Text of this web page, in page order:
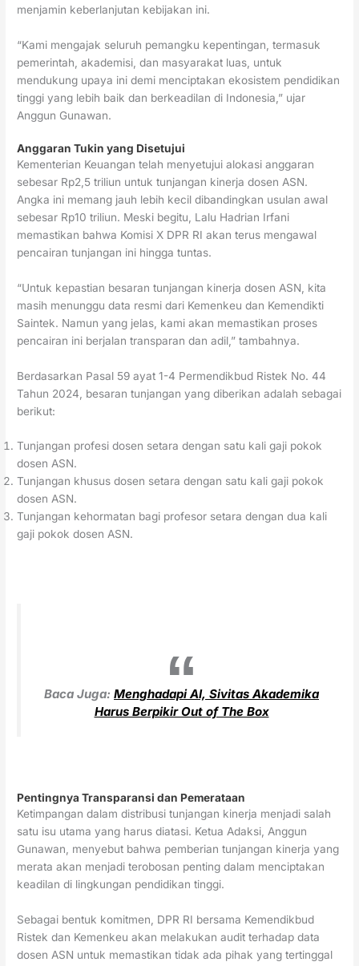
menjamin keberlanjutan kebijakan ini.
“Kami mengajak seluruh pemangku kepentingan, termasuk
pemerintah, akademisi, dan masyarakat luas, untuk
mendukung upaya ini demi menciptakan ekosistem pendidikan
tinggi yang lebih baik dan berkeadilan di Indonesia,” ujar
Anggun Gunawan.
Anggaran Tukin yang Disetujui
Kementerian Keuangan telah menyetujui alokasi anggaran
sebesar Rp2,5 triliun untuk tunjangan kinerja dosen ASN.
Angka ini memang jauh lebih kecil dibandingkan usulan awal
sebesar Rp10 triliun. Meski begitu, Lalu Hadrian Irfani
memastikan bahwa Komisi X DPR RI akan terus mengawal
pencairan tunjangan ini hingga tuntas.
“Untuk kepastian besaran tunjangan kinerja dosen ASN, kita
masih menunggu data resmi dari Kemenkeu dan Kemendikti
Saintek. Namun yang jelas, kami akan memastikan proses
pencairan ini berjalan transparan dan adil,” tambahnya.
Berdasarkan Pasal 59 ayat 1-4 Permendikbud Ristek No. 44
Tahun 2024, besaran tunjangan yang diberikan adalah sebagai
berikut:
Tunjangan profesi dosen setara dengan satu kali gaji pokok
dosen ASN.
Tunjangan khusus dosen setara dengan satu kali gaji pokok
dosen ASN.
Tunjangan kehormatan bagi profesor setara dengan dua kali
gaji pokok dosen ASN.
Baca Juga: Menghadapi AI, Sivitas Akademika
Harus Berpikir Out of The Box
Pentingnya Transparansi dan Pemerataan
Ketimpangan dalam distribusi tunjangan kinerja menjadi salah
satu isu utama yang harus diatasi. Ketua Adaksi, Anggun
Gunawan, menyebut bahwa pemberian tunjangan kinerja yang
merata akan menjadi terobosan penting dalam menciptakan
keadilan di lingkungan pendidikan tinggi.
Sebagai bentuk komitmen, DPR RI bersama Kemendikbud
Ristek dan Kemenkeu akan melakukan audit terhadap data
dosen ASN untuk memastikan tidak ada pihak yang tertinggal